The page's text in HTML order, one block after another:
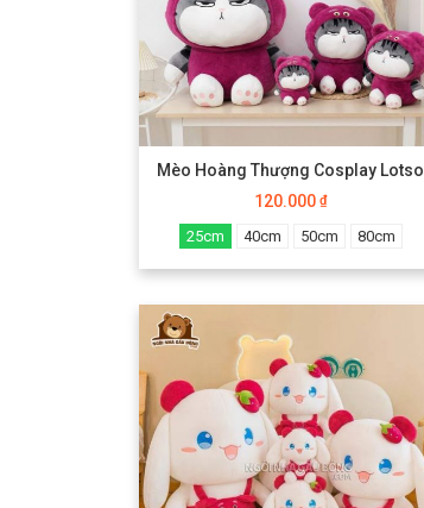
Mèo Hoàng Thượng Cosplay Lotso
120.000 ₫
25cm 40cm 50cm 80cm